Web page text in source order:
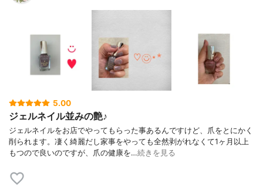
5.00
ジェルネイル並みの艶♪
ジェルネイルをお店でやってもらった事あるんですけど、爪をとにかく
削られます。凄く綺麗だし家事をやっても全然剥がれなくて1ヶ月以上
もつので良いのですが、爪の健康を…続きを見る